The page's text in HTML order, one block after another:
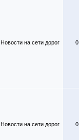
Новости на сети дорог 0
Новости на сети дорог 0